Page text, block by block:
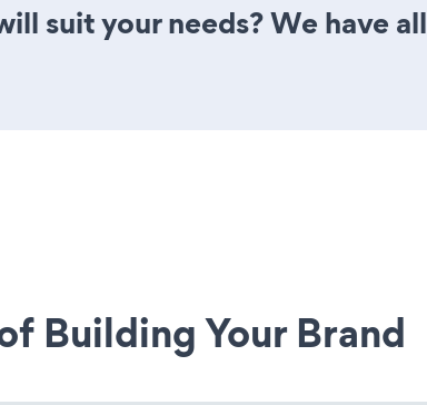
suit your needs? We have all
Building Your Brand